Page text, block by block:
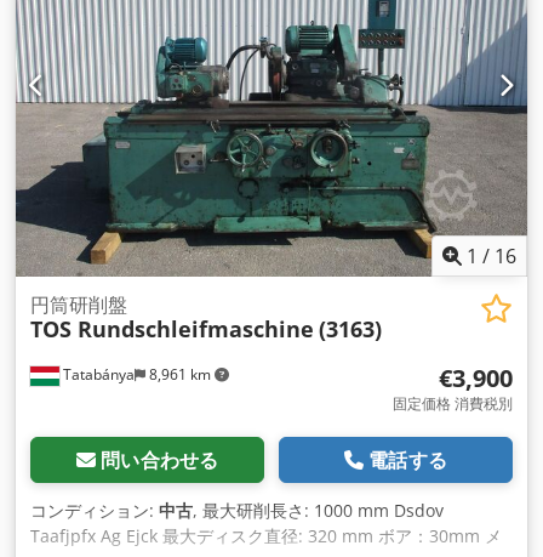
1 / 16
Tatabánya 8,961 km
円筒研削盤
TOS Rundschleifmaschine (3163)
€3,900
固定価格 消費税別
問い合わせる 電話する
コンディション: 中古, 最大研削長さ: 1000 mm Dsdov
Taafjpfx Ag Ejck 最大ディスク直径: 320 mm ボア：30mm メ